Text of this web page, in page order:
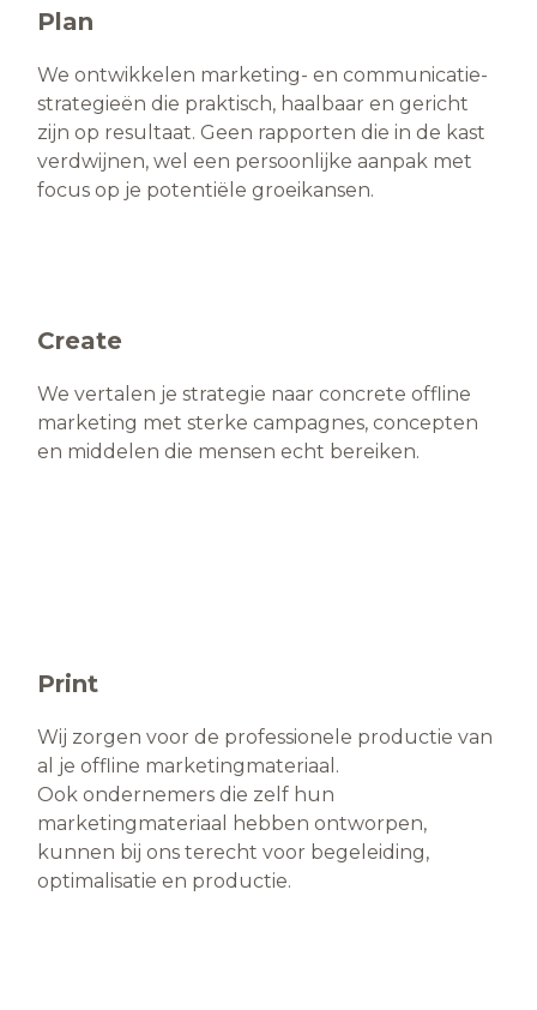
Plan
We ontwikkelen marketing- en communicatie­
strategieën die praktisch, haalbaar en gericht
zijn op resultaat. Geen rapporten die in de kast
verdwijnen, wel een persoonlijke aanpak met
focus op je potentiële groeikansen.
Create
We vertalen je strategie naar concrete offline
marketing met sterke campagnes, concepten
en middelen die mensen echt bereiken.
Print
Wij zorgen voor de professionele productie van
al je offline marketingmateriaal.
Ook ondernemers die zelf hun
marketingmateriaal hebben ontworpen,
kunnen bij ons terecht voor begeleiding,
optimalisatie en productie.